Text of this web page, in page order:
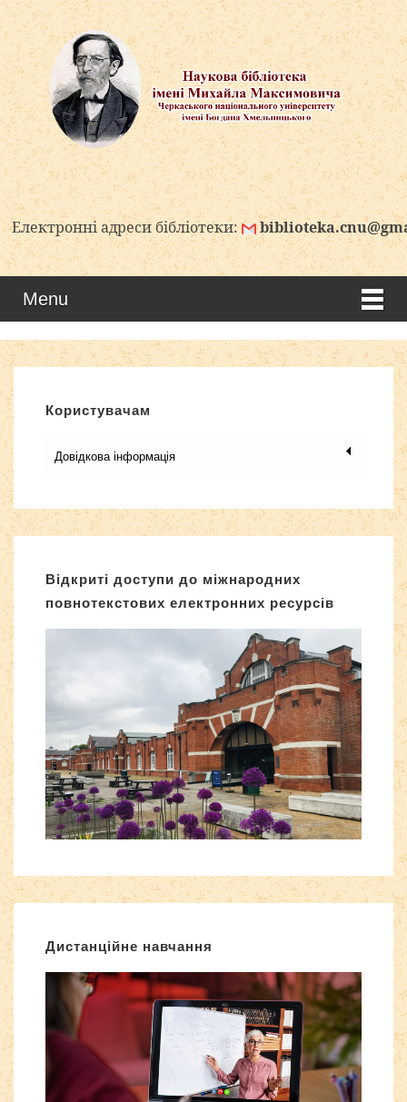
адреси бібліотеки:
Menu
Користувачам
Довідкова інформація
Відкриті доступи до міжнародних
повнотекстових електронних ресурсів
Дистанційне навчання